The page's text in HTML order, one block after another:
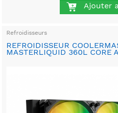
Ajouter
Refroidisseurs
REFROIDISSEUR
MASTERLIQUID 360L CORE